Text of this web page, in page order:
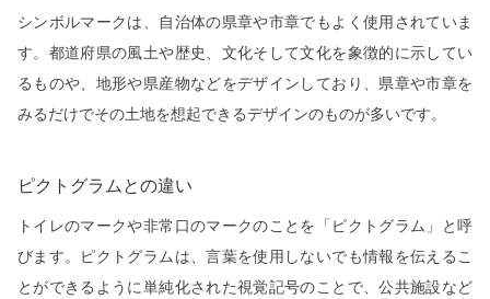
シンボルマークは、自治体の県章や市章でもよく使用されていま
す。都道府県の風土や歴史、文化そして文化を象徴的に示してい
るものや、地形や県産物などをデザインしており、県章や市章を
みるだけでその土地を想起できるデザインのものが多いです。
ピクトグラムとの違い
トイレのマークや非常口のマークのことを「ピクトグラム」と呼
びます。ピクトグラムは、言葉を使用しないでも情報を伝えるこ
とができるように単純化された視覚記号のことで、公共施設など